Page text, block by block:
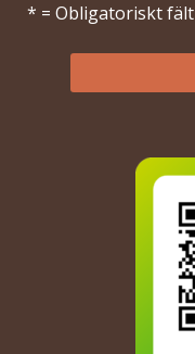
* = Obligatoriskt fält